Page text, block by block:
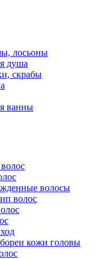
лосьоны
душа
скрабы
ванны
волосы
волос
кожи головы